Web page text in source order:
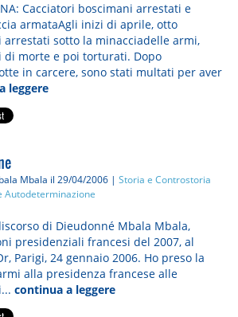
Cacciatori boscimani arrestati e
armataAgli inizi di aprile, otto
arrestati sotto la minacciadelle armi,
di morte e poi torturati. Dopo
in carcere, sono stati multati per aver
leggere
Mbala il 29/04/2006 |Storia e Controstoria
Autodeterminazione
di Dieudonné Mbala Mbala,
presidenziali francesi del 2007, al
Parigi, 24 gennaio 2006. Ho preso la
alla presidenza francese alle
continua a leggere